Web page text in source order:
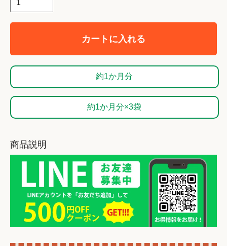
カートに入れる
約1か月分
約1か月分×3袋
商品説明